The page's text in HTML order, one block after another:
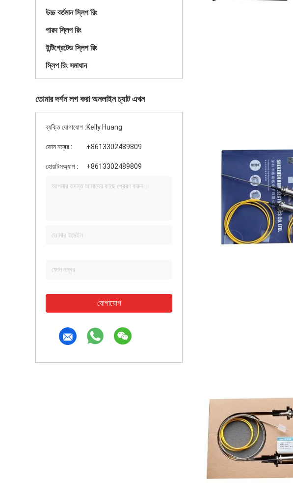
উচ্চ বর্তমান স্লিপ রিং
পারদ স্লিপ রিং
ইন্টিগ্রেটেড স্লিপ রিং
স্লিপ রিং সমাধান
তোমার দর্শন লগ করা অনলাইন চ্যাট এখন
ব্যক্তি যোগাযোগ :Kelly Huang
ফোন নম্বর : +8613302489809
হোয়াটসঅ্যাপ : +8613302489809
যোগাযোগ